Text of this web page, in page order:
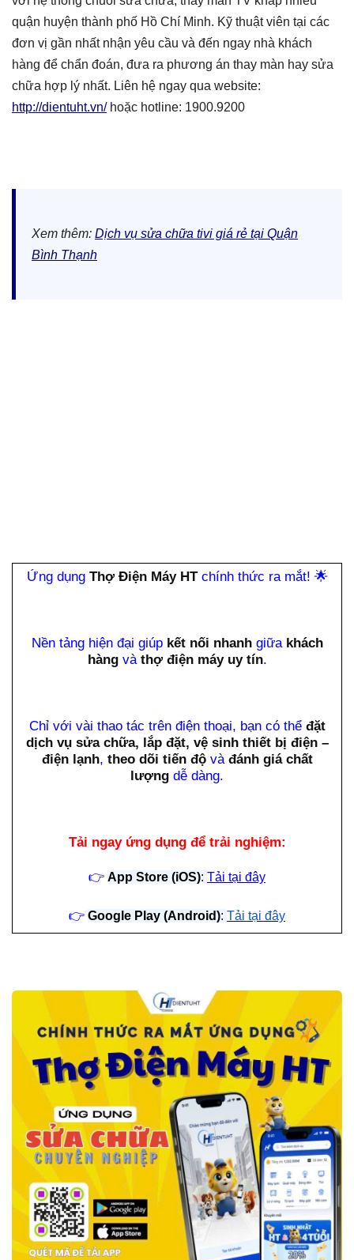
quận huyện thành phố Hồ Chí Minh. Kỹ thuật viên tại các
đơn vị gần nhất nhận yêu cầu và đến ngay nhà khách
hàng để chẩn đoán, đưa ra phương án thay màn hay sửa
chữa hợp lý nhất. Liên hệ ngay qua website:
http://dientuht.vn/hoặc hotline: 1900.9200
Xem thêm: Dịch vụ sửa chữa tivi giá rẻ tại Quận
Bình Thạnh
Ứng dụng Thợ Điện Máy HTchính thức ra mắt! 🌟
Nền tảng hiện đại giúp kết nối nhanhgiữa khách
hàngvà thợ điện máy uy tín.
Chỉ với vài thao tác trên điện thoại, bạn có thể đặt
dịch vụ sửa chữa, lắp đặt, vệ sinh thiết bị điện –
điện lạnh, theo dõi tiến độvà đánh giá chất
lượng dễ dàng.
Tải ngay ứng dụng để trải nghiệm:
👉 App Store (iOS): Tải tại đây
👉 Google Play (Android): Tải tại đây